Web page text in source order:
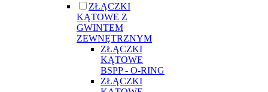
ZŁĄCZKI
KĄTOWE Z
GWINTEM
ZEWNĘTRZNYM
ZŁĄCZKI
KĄTOWE
BSPP - O-RING
ZŁĄCZKI